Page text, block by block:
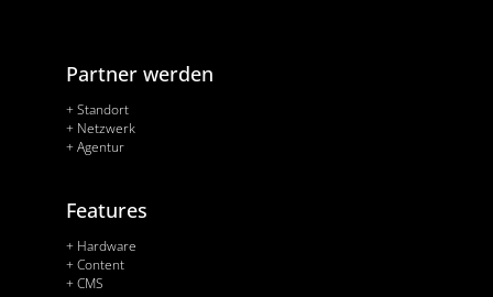
Partner werden
+ Standort
+ Netzwerk
+ Agentur
Features
+ Hardware
+ Content
+ CMS